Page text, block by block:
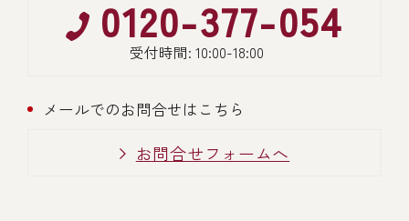
0120-377-054
受付時間: 10:00-18:00
メールでのお問合せはこちら
お問合せフォームへ